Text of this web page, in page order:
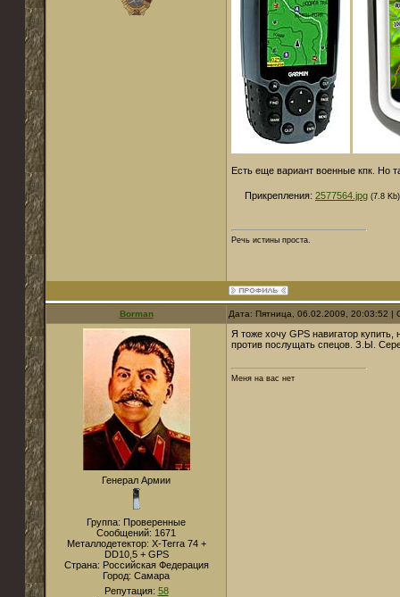
Есть еще вариант военные кпк. Но
Прикрепления: 2577564.jpg (7.8 Kb)
Речь истины проста.
Borman Дата: Пятница, 06.02.2009, 20:03:52
Генерал Армии
Группа: Проверенные
Сообщений: 1671
Металлодетектор: X-Terra 74 +
DD10,5 + GPS
Страна: Российская Федерация
Город: Самара
Репутация: 58
Я тоже хочу GPS навигатор
против послущать спецов. З.Ы.
Меня на вас нет